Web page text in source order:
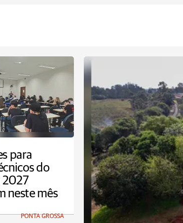
para
do
2027
neste mês
PONTA GROSSA